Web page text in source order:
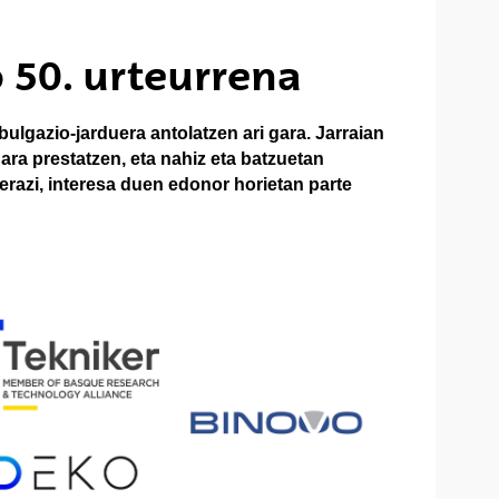
urteurrena
jarduera antolatzen ari gara. Jarraian
prestatzen, eta nahiz eta batzuetan
interesa duen edonor horietan parte